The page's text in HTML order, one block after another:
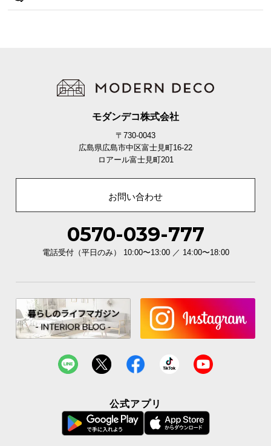
モダンデコ株式会社
〒730-0043
広島県広島市中区富士見町16-22
ロアール富士見町201
お問い合わせ
0570-039-777
電話受付（平日のみ） 10:00〜13:00 ／ 14:00〜18:00
公式アプリ